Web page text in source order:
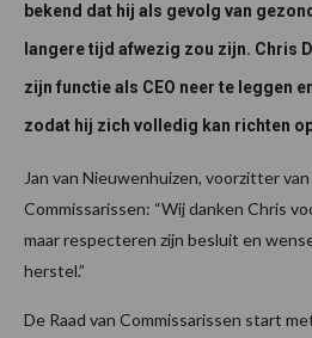
bekend dat hij als gevolg van
langere tijd afwezig zou zijn. Chris
zijn functie als CEO neer te leggen
zodat hij zich volledig kan richten
Jan van Nieuwenhuizen, voorzitter van
Commissarissen: “Wij danken Chris
maar respecteren zijn besluit en
herstel.”
De Raad van Commissarissen start